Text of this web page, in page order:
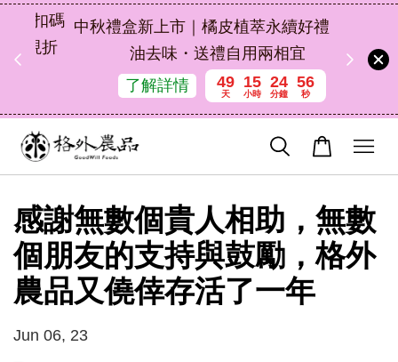
中秋禮盒新上市｜橘皮植萃永續好禮，解
油去味・送禮自用兩相宜
了解詳情
49
天
15
小時
24
分鐘
56
秒
感謝無數個貴人相助，無數
個朋友的支持與鼓勵，格外
農品又僥倖存活了一年
Jun 06, 23